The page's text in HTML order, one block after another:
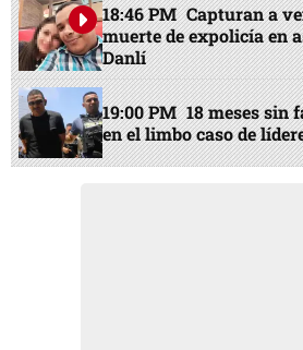
18:46 PM Capturan a
muerte de expolicía en
Danlí
19:00 PM 18 meses sin
en el limbo caso de